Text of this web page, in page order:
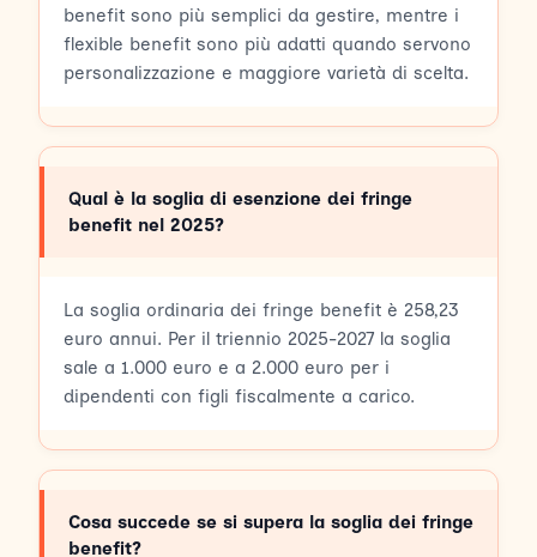
benefit sono più semplici da gestire, mentre i
flexible benefit sono più adatti quando servono
personalizzazione e maggiore varietà di scelta.
Qual è la soglia di esenzione dei fringe
benefit nel 2025?
La soglia ordinaria dei fringe benefit è 258,23
euro annui. Per il triennio 2025-2027 la soglia
sale a 1.000 euro e a 2.000 euro per i
dipendenti con figli fiscalmente a carico.
Cosa succede se si supera la soglia dei fringe
benefit?